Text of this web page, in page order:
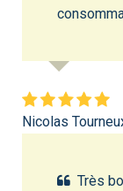
Nicolas
Très